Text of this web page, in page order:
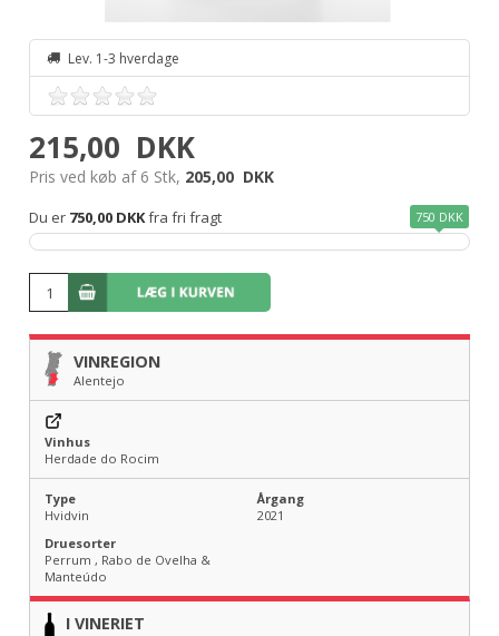
Lev. 1-3 hverdage
215,00 DKK
Pris ved køb af 6 Stk, 205,00 DKK
Du er 750,00 DKKfra fri fragt 750 DKK
VINREGION
Alentejo
I VINERIET
Vinhus
Herdade do Rocim
Type
Hvidvin
Årgang
2021
Druesorter
Perrum , Rabo de Ovelha &
Manteúdo